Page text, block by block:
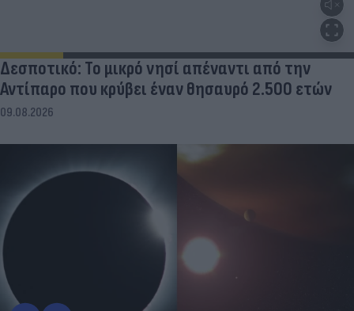
Δεσποτικό: Το μικρό νησί απέναντι από την
Αντίπαρο που κρύβει έναν θησαυρό 2.500 ετών
09.08.2026